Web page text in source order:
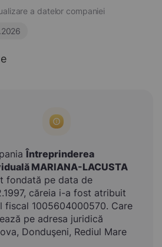
a datelor companiei
Întreprinderea
MARIANA-LACUSTA
fondată pe data de
căreia i-a fost atribuit
fiscal 1005604000570. Care
pe adresa juridică
Donduşeni, Rediul Mare